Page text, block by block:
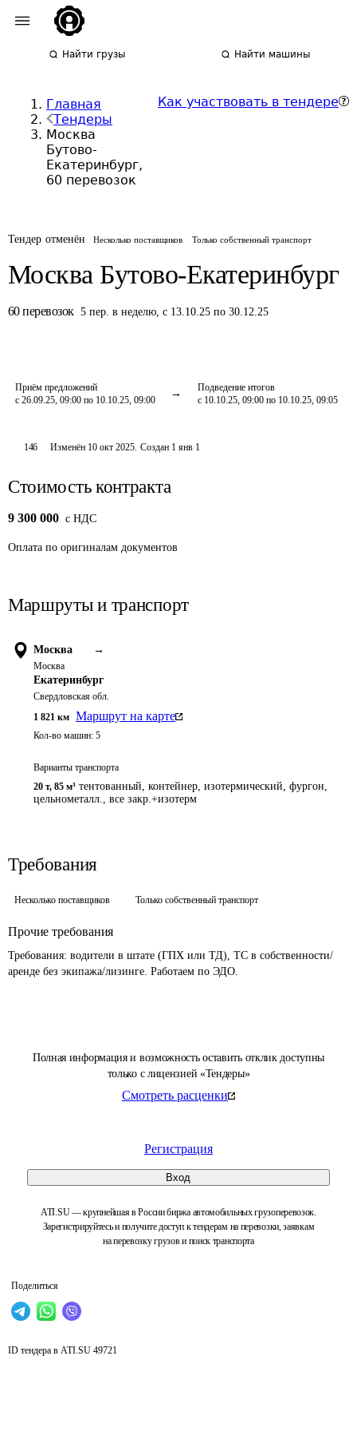
Найти грузы Найти машины
Главная
Тендеры
Москва
Бутово-
Екатеринбург,
60 перевозок
Как участвовать в тендере
Тендер отменён Несколько поставщиков Только собственный транспорт
Москва Бутово-Екатеринбург
60 перевозок 5 пер. в неделю, с 13.10.25 по 30.12.25
Приём предложений
с 26.09.25, 09:00 по 10.10.25, 09:00
Подведение итогов
с 10.10.25, 09:00 по 10.10.25, 09:05
Полная информация и возможность оставить отклик доступны
только с лицензией «Тендеры»
Смотреть расценки
Регистрация
Вход
ATI.SU — крупнейшая в России биржа автомобильных грузоперевозок.
Зарегистрируйтесь и получите доступ к тендерам на перевозки, заявкам
на перевозку грузов и поиск транспорта
Поделиться
146 Изменён 10 окт 2025. Создан 1 янв 1
Стоимость контракта
9 300 000 c НДС
Оплата по оригиналам документов
Маршруты и транспорт
Москва →
Москва
Екатеринбург
Свердловская обл.
1 821 км Маршрут на карте
Кол-во машин: 5
Варианты транспорта
20 т, 85 м³ тентованный, контейнер, изотермический, фургон,
цельнометалл., все закр.+изотерм
Требования
Несколько поставщиков Только собственный транспорт
Прочие требования
Требования: водители в штате (ГПХ или ТД), ТС в собственности/
аренде без экипажа/лизинге. Работаем по ЭДО.
ID тендера в ATI.SU 49721